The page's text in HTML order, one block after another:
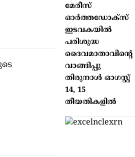
മേരീസ്
ഓര്‍ത്തഡോക്‌സ്
ഇടവകയില്‍
പരിശുദ്ധ
ദൈവമാതാവിന്റെ
വാങ്ങിപ്പു
തിരുനാള്‍ ഓഗസ്റ്റ്
14, 15
തീയതികളില്‍